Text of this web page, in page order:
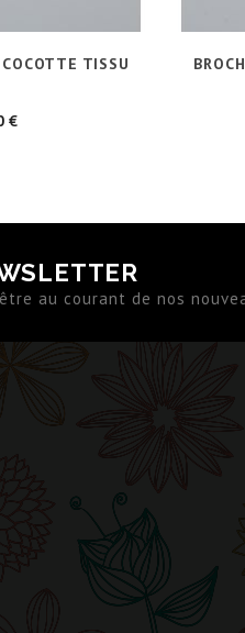
TISSU
€Prix
au courant de nos